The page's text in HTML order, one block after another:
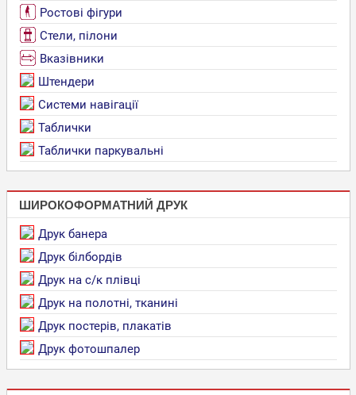
Ростові фігури
Стели, пілони
Вказівники
Штендери
Системи навігації
Таблички
Таблички паркувальні
ШИРОКОФОРМАТНИЙ ДРУК
Друк банера
Друк білбордів
Друк на с/к плівці
Друк на полотні, тканині
Друк постерів, плакатів
Друк фотошпалер